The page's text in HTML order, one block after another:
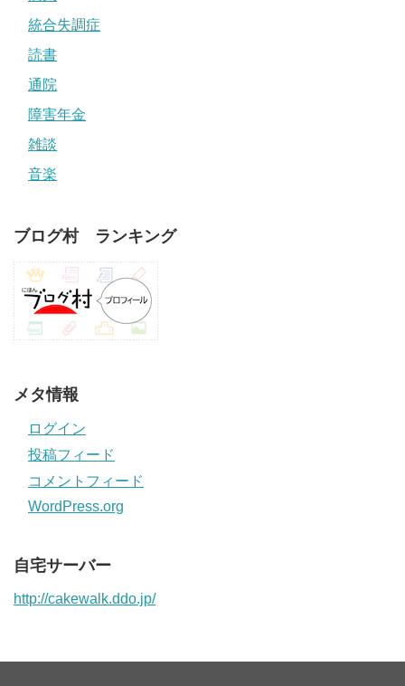
統合失調症
読書
通院
障害年金
雑談
音楽
ブログ村 ランキング
メタ情報
ログイン
投稿フィード
コメントフィード
WordPress.org
自宅サーバー
http://cakewalk.ddo.jp/